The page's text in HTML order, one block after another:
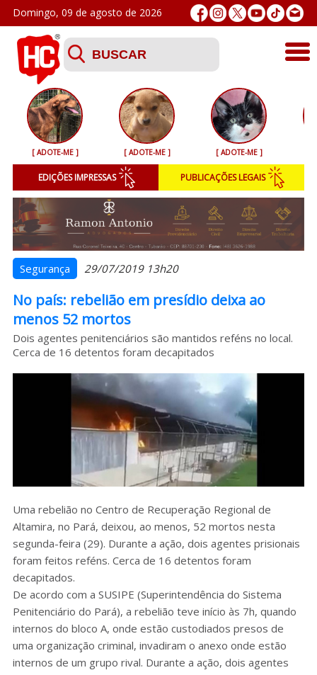
Domingo, 09 de agosto de 2026
Últimas
Esporte
Segurança
Geral
Variedades
Colunistas
Podcasts
Sobre o HC
[ ADOTE-ME ] [ ADOTE-ME ] [ ADOTE-ME ]
EDIÇÕES IMPRESSAS PUBLICAÇÕES LEGAIS
Segurança 29/07/2019 13h20
No país: rebelião em presídio deixa ao
menos 52 mortos
Dois agentes penitenciários são mantidos reféns no local.
Cerca de 16 detentos foram decapitados
Uma rebelião no Centro de Recuperação Regional de
Altamira, no Pará, deixou, ao menos, 52 mortos nesta
segunda-feira (29). Durante a ação, dois agentes prisionais
foram feitos reféns. Cerca de 16 detentos foram
decapitados.
De acordo com a SUSIPE (Superintendência do Sistema
Penitenciário do Pará), a rebelião teve início às 7h, quando
internos do bloco A, onde estão custodiados presos de
uma organização criminal, invadiram o anexo onde estão
internos de um grupo rival. Durante a ação, dois agentes